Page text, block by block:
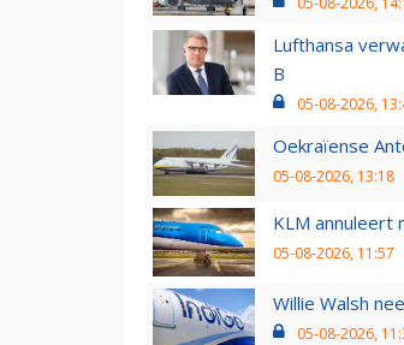
Lufthansa
B
05-08-2026,
Oekraïense
05-08-2026, 13:18
KLM annuleert
05-08-2026, 11:57
Willie Walsh
05-08-2026,